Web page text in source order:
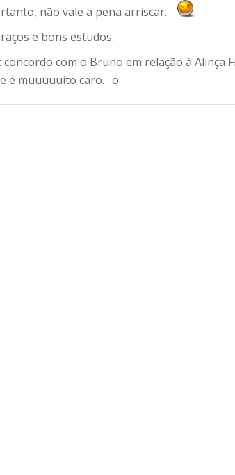
não vale a pena arriscar.
e bons estudos.
concordo com o Bruno em relação à Alinça
é muuuuuito caro. :o